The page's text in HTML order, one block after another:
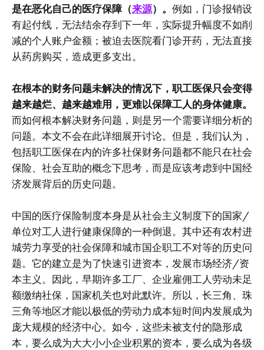
是在恶化自己的医疗保障（来源）。 例如，门诊报销设
有起付线，无法结余存到下一年，实际提升幅度不如削
减的个人账户金额；被迫去医院看门诊开药，无法直接
从药房购买，造成更多支出。
在根本的财务问题未解决的情况下，职工医保只会变得
越来越烂、越来越难用，更难以保障工人的身体健康。
而如何根本解决财务问题，则是另一个需要详细分析的
问题。本文不会在此详细展开讨论。但是，我们认为，
包括职工医保在内的许多社保财务问题都不能只在社会
保险、社会互助的概念下思考，而是应该考虑到中国经
济发展背后的历史问题。
中国的医疗保险制度本身是从社会主义制度下的国家/
单位对工人进行健康保障的一种倒退。其中还有农村进
城劳力享受的社会保障和城市国企职工不对等的历史问
题。它的建立是为了快速引进资本，发展市场经济/资
本主义。因此，早期许多工厂、企业雇佣工人劳动未足
额缴纳社保，国家机关也对此默许。所以，长三角、珠
三角等地区才能以极低的劳动力成本短时间内发展成为
庞大规模的经济中心。如今，这些未被支付的隐形成
本，要么成为大大小小企业积累的资本，要么成为各级